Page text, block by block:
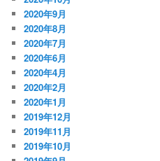
2020年9月
2020年8月
2020年7月
2020年6月
2020年4月
2020年2月
2020年1月
2019年12月
2019年11月
2019年10月